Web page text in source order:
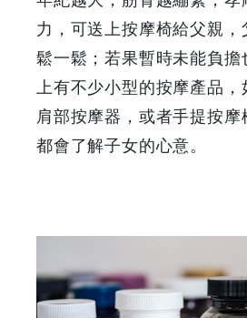
力，可送上按摩椅給父親，
鬆一鬆；若果暫時未能負擔
上有不少小型的按摩產品，
肩部按摩器，或者手提按摩
都會了解子女的心意。